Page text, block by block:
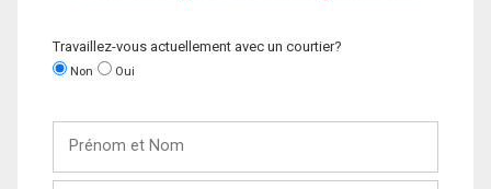
Travaillez-vous actuellement avec un courtier?
Non Oui
Nom